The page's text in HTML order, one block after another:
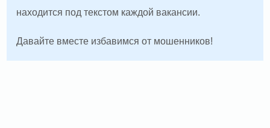
находится под текстом каждой вакансии.
Давайте вместе избавимся от мошенников!